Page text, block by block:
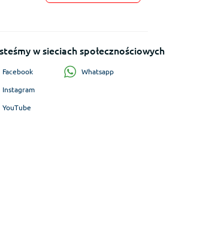
w sieciach społecznościowych
Facebook
Instagram
YouTube
Whatsapp